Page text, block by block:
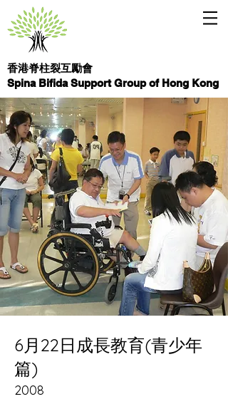
香港脊柱裂互勵會
Spina Bifida Support Group of Hong Kong
6月22日成長教育(青少年
篇)
2008